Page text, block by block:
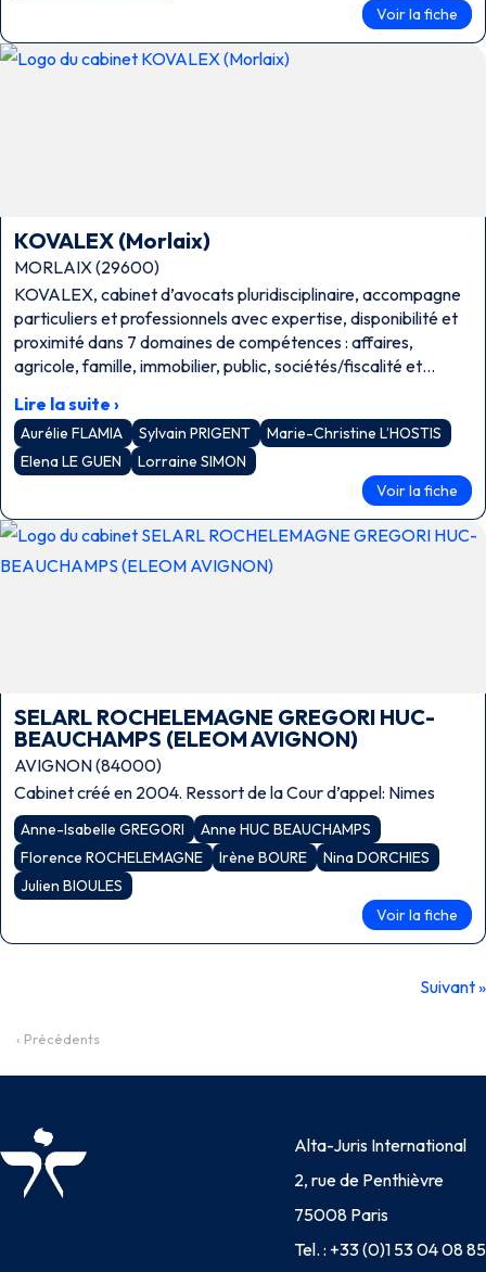
Voir la fiche
KOVALEX (Morlaix)
MORLAIX (29600)
KOVALEX, cabinet d’avocats pluridisciplinaire, accompagne
particuliers et professionnels avec expertise, disponibilité et
proximité dans 7 domaines de compétences : affaires,
agricole, famille, immobilier, public, sociétés/fiscalité et
Lire la suite ›
Aurélie FLAMIA Sylvain PRIGENT
Marie-Christine L’HOSTIS
Elena LE GUEN
Lorraine SIMON
Voir la fiche
SELARL ROCHELEMAGNE GREGORI HUC-
BEAUCHAMPS (ELEOM AVIGNON)
AVIGNON (84000)
Cabinet créé en 2004. Ressort de la Cour d’appel: Nimes
Anne-Isabelle GREGORI
Anne HUC BEAUCHAMPS
Florence ROCHELEMAGNE
Irène BOURE
Nina DORCHIES
Julien BIOULES
Voir la fiche
Suivant »
‹ Précédents
Alta-Juris International
2, rue de Penthièvre
75008 Paris
Tel. : +33 (0)1 53 04 08 85